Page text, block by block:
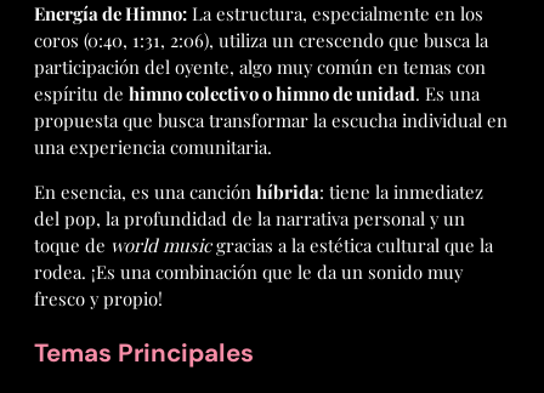
Energía de Himno: La estructura, especialmente en los
coros (0:40, 1:31, 2:06), utiliza un crescendo que busca la
participación del oyente, algo muy común en temas con
espíritu de himno colectivo o himno de unidad. Es una
propuesta que busca transformar la escucha individual en
una experiencia comunitaria.
En esencia, es una canción híbrida: tiene la inmediatez
del pop, la profundidad de la narrativa personal y un
toque de world musicgracias a la estética cultural que la
rodea. ¡Es una combinación que le da un sonido muy
fresco y propio!
Temas Principales